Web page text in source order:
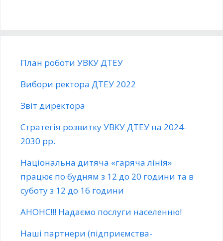
План роботи УВКУ ДТЕУ
Вибори ректора ДТЕУ 2022
Звіт директора
Стратегія розвитку УВКУ ДТЕУ на 2024-
2030 рр.
Національна дитяча «гаряча лінія»
працює по будням з 12 до 20 години та в
суботу з 12 до 16 години
АНОНС!!! Надаємо послуги населенню!
Наші партнери (підприємства-